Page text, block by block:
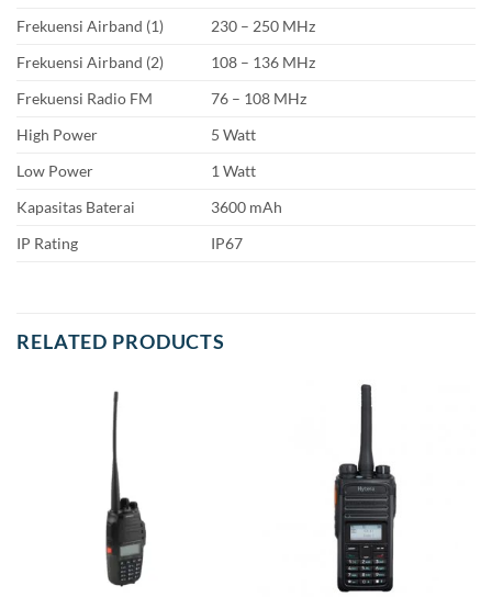
Frekuensi Airband (1)
230 – 250 MHz
Frekuensi Airband (2)
108 – 136 MHz
Frekuensi Radio FM
76 – 108 MHz
High Power
5 Watt
Low Power
1 Watt
Kapasitas Baterai
3600 mAh
IP Rating
IP67
RELATED PRODUCTS